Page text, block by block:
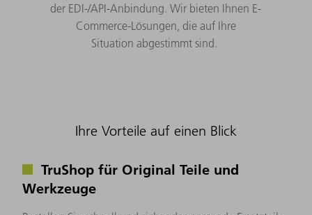
der EDI-/API-Anbindung. Wir bieten Ihnen E-
Commerce-Lösungen, die auf Ihre
Situation abgestimmt sind. ​
Ihre Vorteile auf einen Blick
TruShop für Original Teile und
Werkzeuge